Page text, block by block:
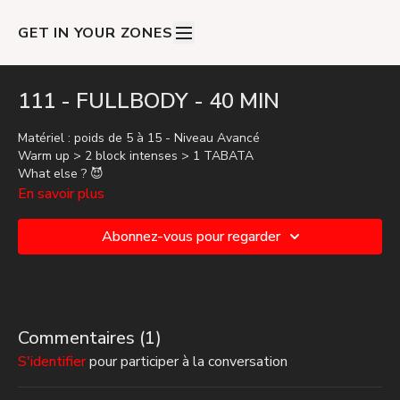
GET IN YOUR ZONES
111 - FULLBODY - 40 MIN
Matériel : poids de 5 à 15 - Niveau Avancé
Warm up > 2 block intenses > 1 TABATA
What else ? 😈
En savoir plus
Abonnez-vous pour regarder
Commentaires (1)
S'identifierpour participer à la conversation